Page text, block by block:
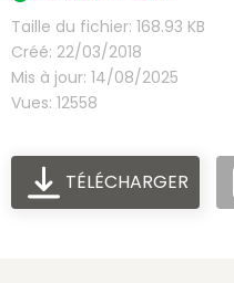
Taille du fichier: 168.93 KB
Créé: 22/03/2018
Mis à jour: 14/08/2025
Vues: 12558
TÉLÉCHARGER